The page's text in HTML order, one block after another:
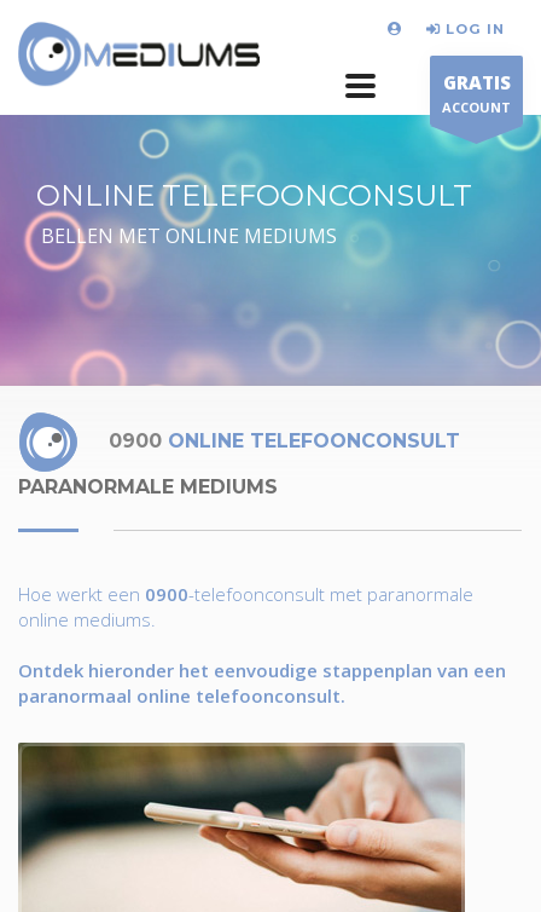
LOG IN
GRATIS
ACCOUNT
ONLINE TELEFOONCONSULT
BELLEN MET ONLINE MEDIUMS
0900 ONLINE TELEFOONCONSULT
PARANORMALE MEDIUMS
Hoe werkt een 0900-telefoonconsult met paranormale
online mediums.
Ontdek hieronder het eenvoudige stappenplan van een
paranormaal online telefoonconsult.